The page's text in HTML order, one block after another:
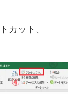
カット、